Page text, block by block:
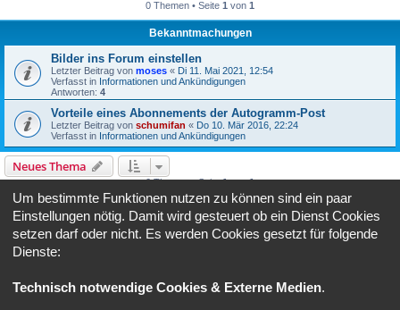
0 Themen • Seite 1 von 1
Bekanntmachungen
Bilder ins Forum einstellen
Letzter Beitrag von moses « Di 11. Mai 2021, 12:54
Verfasst in Informationen und Ankündigungen
Antworten: 4
Vorteile eines Abonnements der Autogramm-Post
Letzter Beitrag von schumifan « Do 10. Mär 2016, 22:24
Verfasst in Informationen und Ankündigungen
Neues Thema
0 Themen • Seite1von1
Gehe zu
BERECHTIGUNGEN IN DIESEM FORUM
Du darfst deine Beiträge in diesem Forumnicht ändern.
Um bestimmte Funktionen nutzen zu können sind ein paar
Einstellungen nötig. Damit wird gesteuert ob ein Dienst Cookies
setzen darf oder nicht. Es werden Cookies gesetzt für folgende
Dienste:
Technisch notwendige Cookies & Externe Medien.